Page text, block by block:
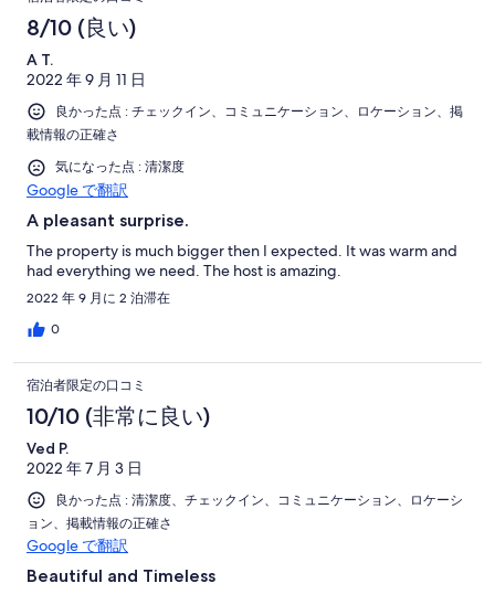
8/10 (良い)
A T.
2022 年 9 月 11 日
良かった点 : チェックイン、コミュニケーション、ロケーション、掲
載情報の正確さ
気になった点 : 清潔度
Google で翻訳
A pleasant surprise.
The property is much bigger then I expected. It was warm and
had everything we need. The host is amazing.
2022 年 9 月に 2 泊滞在
0
宿泊者限定の口コミ
10/10 (非常に良い)
Ved P.
2022 年 7 月 3 日
良かった点 : 清潔度、チェックイン、コミュニケーション、ロケーシ
ョン、掲載情報の正確さ
Google で翻訳
Beautiful and Timeless